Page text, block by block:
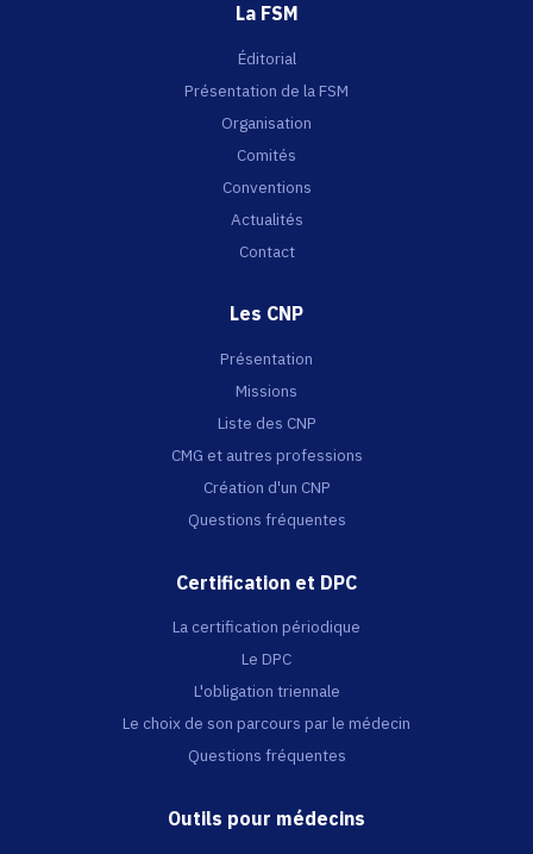
La FSM
Éditorial
Présentation de la FSM
Organisation
Comités
Conventions
Actualités
Contact
Les CNP
Présentation
Missions
Liste des CNP
CMG et autres professions
Création d'un CNP
Questions fréquentes
Certification et DPC
La certification périodique
Le DPC
L'obligation triennale
Le choix de son parcours par le médecin
Questions fréquentes
Outils pour médecins